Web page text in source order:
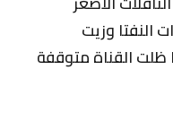
النفتا وزيت
ظلت القناة متوقفة